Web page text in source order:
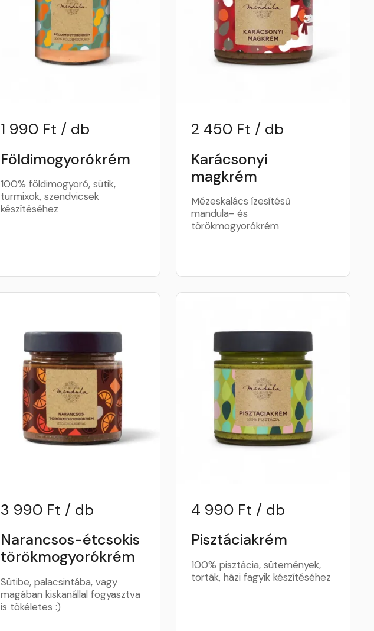
1 990 Ft / db
Földimogyorókrém
100% földimogyoró, sütik,
turmixok, szendvicsek
készítéséhez
2 450 Ft / db
Karácsonyi
magkrém
Mézeskalács ízesítésű
mandula- és
törökmogyorókrém
3 990 Ft / db
Narancsos-étcsokis
törökmogyorókrém
Sütibe, palacsintába, vagy
magában kiskanállal fogyasztva
is tökéletes :)
4 990 Ft / db
Pisztáciakrém
100% pisztácia, sütemények,
torták, házi fagyik készítéséhez